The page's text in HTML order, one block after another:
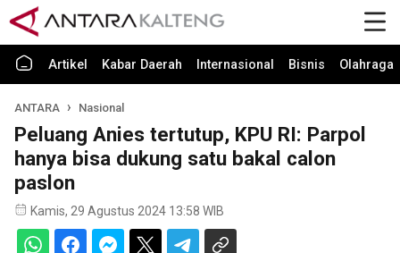
Artikel Kabar Daerah Internasional Bisnis Olahraga
ANTARA Nasional
Peluang Anies tertutup, KPU RI: Parpol
hanya bisa dukung satu bakal calon
paslon
Kamis, 29 Agustus 2024 13:58 WIB